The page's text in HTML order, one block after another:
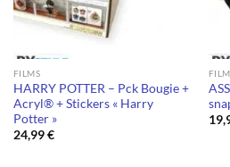
FILMS
HARRY POTTER – Pck Bougie +
Acryl® + Stickers « Harry
Potter »
24,99€